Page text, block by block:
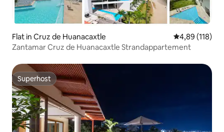
Flat in Cruz de Huanacaxtle Gemiddelde
4,89 (118)
Zantamar Cruz de Huanacaxtle Strandappartement
Superhost
Superhost